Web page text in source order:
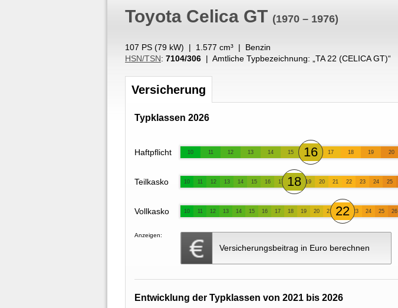
Toyota Celica GT (1970 – 1976)
107 PS (79 kW) | 1.577 cm³ | Benzin
HSN/TSN: 7104/306 | Amtliche Typbezeichnung: „ TA 22 (CELICA GT)“
Versicherung
Typklassen 2026
Haftpflicht 10 11 12 13 14 15 16 17 18 19 20
Teilkasko 10 11 12 13 14 15 16 17 18 19 20 21 22 23 24 25
Vollkasko 10 11 12 13 14 15 16 17 18 19 20 21 22 23 24 25 26
Anzeigen:
Versicherungsbeitrag in Euro berechnen
Entwicklung der Typklassen von 2021 bis 2026